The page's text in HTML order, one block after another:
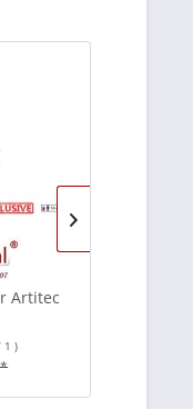
Artitec
1 )